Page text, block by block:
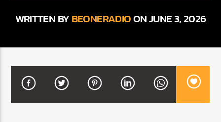
9:00 PM 12:00 AM
Beone Radio
WRITTEN BYBEONERADIOON JUNE 3, 2026